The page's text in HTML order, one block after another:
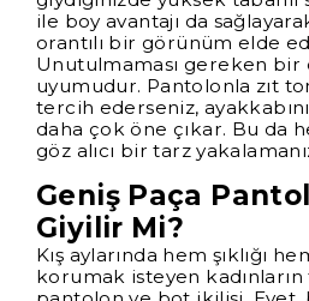
ile boy avantajı da
orantılı bir görünüm elde
Unutulmaması gereken
uyumudur. Pantolonla zıt
tercih ederseniz,
daha çok öne çıkar. Bu da
göz alıcı bir tarz
Geniş Paça
Giyilir Mi?
Kış aylarında hem şıklığı
korumak isteyen